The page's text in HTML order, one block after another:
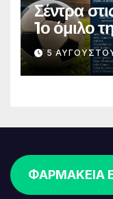
Σέντρα
1ο όμιλο
5
ΦΑΡΜΑΚΕΙΑ